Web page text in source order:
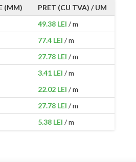
(MM)
PRET (CU TVA) / UM
49.38 LEI / m
77.4 LEI / m
27.78 LEI / m
3.41 LEI / m
22.02 LEI / m
27.78 LEI / m
5.38 LEI / m